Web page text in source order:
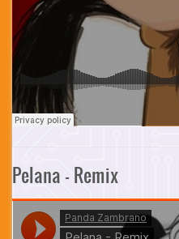
Pelana - Remix